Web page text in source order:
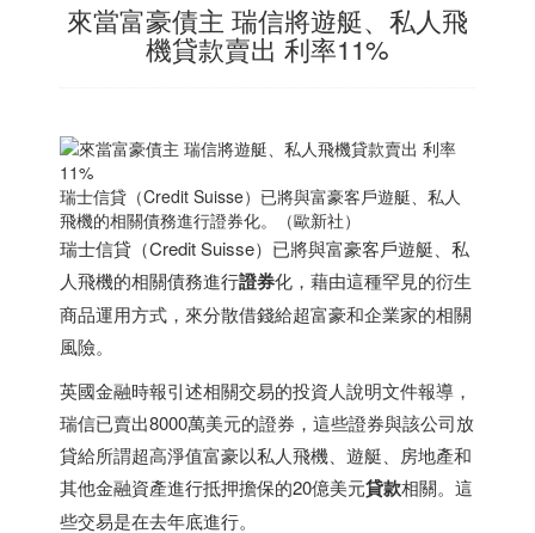
來當富豪債主 瑞信將遊艇、私人飛
機貸款賣出 利率11%
瑞士信貸（Credit Suisse）已將與富豪客戶遊艇、私人
飛機的相關債務進行證券化。（歐新社）
瑞士信貸（Credit Suisse）已將與富豪客戶遊艇、私
人飛機的相關債務進行證券化，藉由這種罕見的衍生
商品運用方式，來分散借錢給超富豪和企業家的相關
風險。
英國金融時報引述相關交易的投資人說明文件報導，
瑞信已賣出8000萬美元的證券，這些證券與該公司放
貸給所謂超高淨值富豪以私人飛機、遊艇、房地產和
其他金融資產進行抵押擔保的20億美元貸款相關。這
些交易是在去年底進行。